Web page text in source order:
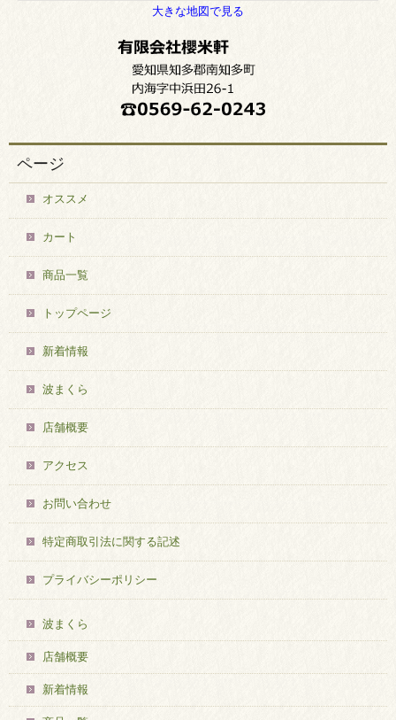
大きな地図で見る
ページ
オススメ
カート
商品一覧
トップページ
新着情報
波まくら
店舗概要
アクセス
お問い合わせ
特定商取引法に関する記述
プライバシーポリシー
波まくら
店舗概要
新着情報